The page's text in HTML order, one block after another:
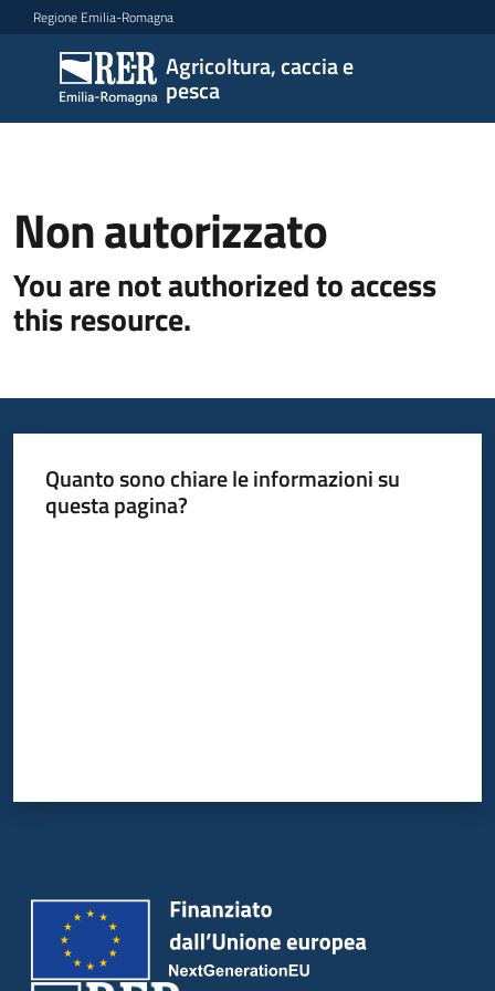
Vai al contenuto
Vai alla navigazione
Vai al footer
Regione Emilia-Romagna
Agricoltura, caccia e
pesca
Agricoltura,
caccia e
pesca
Argomenti
Novità
Servizi
atti
bandi
in
Seguici
Non autorizzato
You are not authorized to access
this resource.
Quanto sono chiare le informazioni su
questa pagina?